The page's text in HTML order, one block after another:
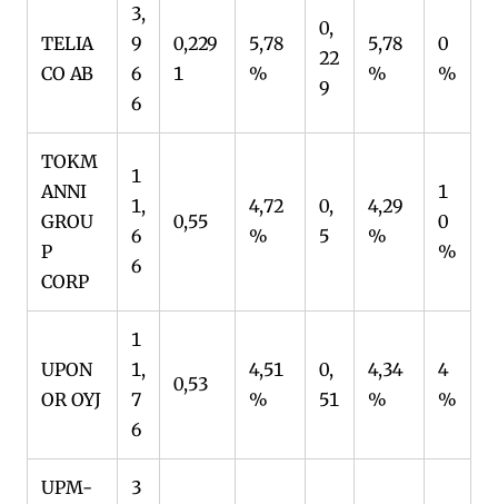
TELIA
CO AB
3,
9
6
6
0,229
1
5,78
%
0,
22
9
5,78
%
0
%
TOKM
ANNI
GROU
P
CORP
1
1,
6
6
0,55
4,72
%
0,
5
4,29
%
1
0
%
UPON
OR OYJ
1
1,
7
6
0,53
4,51
%
0,
51
4,34
%
4
%
UPM-
3